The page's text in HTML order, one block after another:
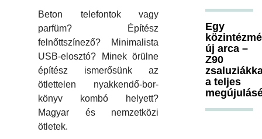
Beton telefontok vagy
parfüm? Építész
felnőttszínező? Minimalista
USB-elosztó? Minek örülne
építész ismerősünk az
ötlettelen nyakkendő-bor-
könyv kombó helyett?
Magyar és nemzetközi
ötletek.
Egy
új arca –
Z90
a teljes